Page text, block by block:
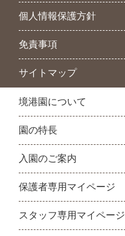
個人情報保護方針
免責事項
サイトマップ
境港園について
園の特長
入園のご案内
保護者専用マイページ
スタッフ専用マイページ